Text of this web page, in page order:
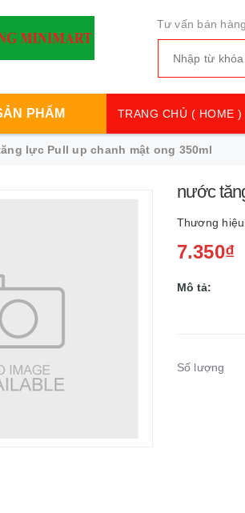
Tư vấn bán
PHẨM TRANG CHỦ ( HOME )
lực Pull up chanh mật ong 350ml
nước
Thương
7.350₫
Mô tả:
Số lượng